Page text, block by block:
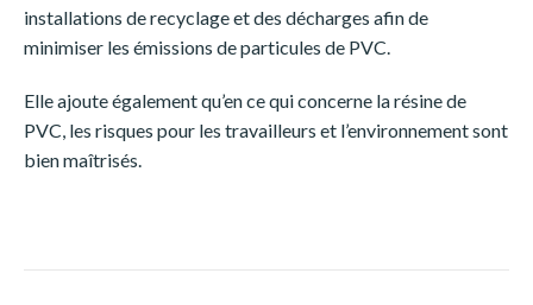
installations de recyclage et des décharges afin de
minimiser les émissions de particules de PVC.
Elle ajoute également qu’en ce qui concerne la résine de
PVC, les risques pour les travailleurs et l’environnement sont
bien maîtrisés.